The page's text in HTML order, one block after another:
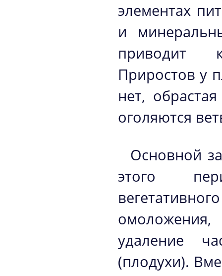
элементах
и
приводит
Приростов у
нет,
оголяются
Основной
этого
омоложения,
удаление
(плодухи).